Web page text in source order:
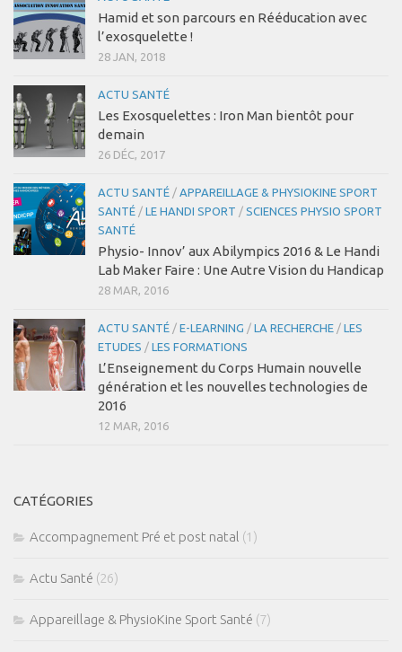
Hamid et son parcours en Rééducation avec
l’exosquelette !
28 JAN, 2018
ACTU SANTÉ
Les Exosquelettes : Iron Man bientôt pour
demain
26 DÉC, 2017
ACTU SANTÉ / APPAREILLAGE & PHYSIOKINE SPORT
SANTÉ / LE HANDI SPORT / SCIENCES PHYSIO SPORT
SANTÉ
Physio- Innov’ aux Abilympics 2016 & Le Handi
Lab Maker Faire : Une Autre Vision du Handicap
28 MAR, 2016
ACTU SANTÉ / E-LEARNING / LA RECHERCHE / LES
ETUDES / LES FORMATIONS
L’Enseignement du Corps Humain nouvelle
génération et les nouvelles technologies de
2016
12 MAR, 2016
CATÉGORIES
Accompagnement Pré et post natal (1)
Actu Santé (26)
Appareillage & PhysioKine Sport Santé (7)